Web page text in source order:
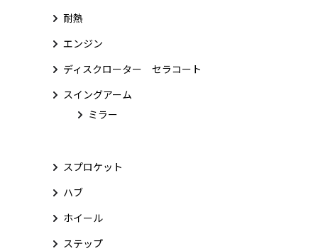
耐熱
エンジン
ディスクローター セラコート
スイングアーム
ミラー
スプロケット
ハブ
ホイール
ステップ